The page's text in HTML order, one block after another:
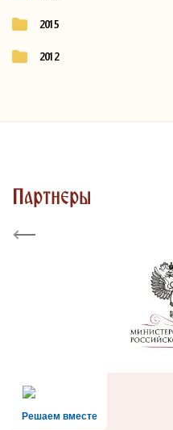
2015
2012
Партнеры
Previous
Решаем вместе